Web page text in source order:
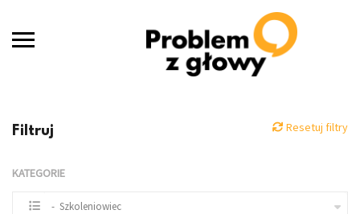
Filtruj Resetuj filtry
KATEGORIE
- Szkoleniowiec